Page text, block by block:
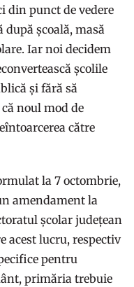
din punct de vedere
școală, masă
Iar noi decidem
școlile
și fără să
noul mod de
către
la 7 octombrie,
amendament la
școlar județean
acest lucru, respectiv
pentru
primăria trebuie